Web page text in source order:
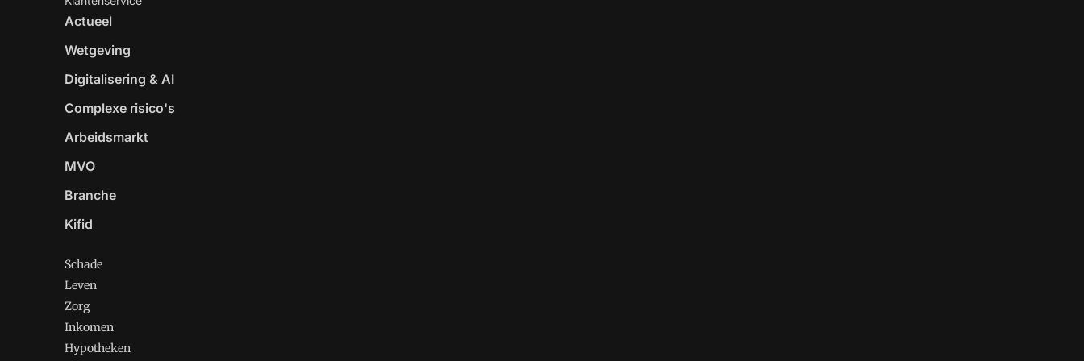
Actueel
Wetgeving
Digitalisering & AI
Complexe risico's
Arbeidsmarkt
MVO
Branche
Kifid
Schade
Leven
Zorg
Inkomen
Hypotheken